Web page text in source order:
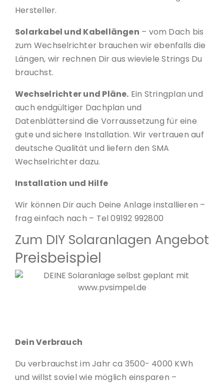
Hersteller.
Solarkabel und Kabellängen – vom Dach bis
zum Wechselrichter brauchen wir ebenfalls die
Längen, wir rechnen Dir aus wieviele Strings Du
brauchst.
Wechselrichter und Pläne. Ein Stringplan und
auch endgültiger Dachplan und
Datenblättersind die Vorraussetzung für eine
gute und sichere Installation. Wir vertrauen auf
deutsche Qualität und liefern den SMA
Wechselrichter dazu.
Installation und Hilfe
Wir können Dir auch Deine Anlage installieren –
frag einfach nach – Tel 09192 992800
Zum DIY Solaranlagen Angebot
Preisbeispiel
Dein Verbrauch
Du verbrauchst im Jahr ca 3500- 4000 KWh
und willst soviel wie möglich einsparen –